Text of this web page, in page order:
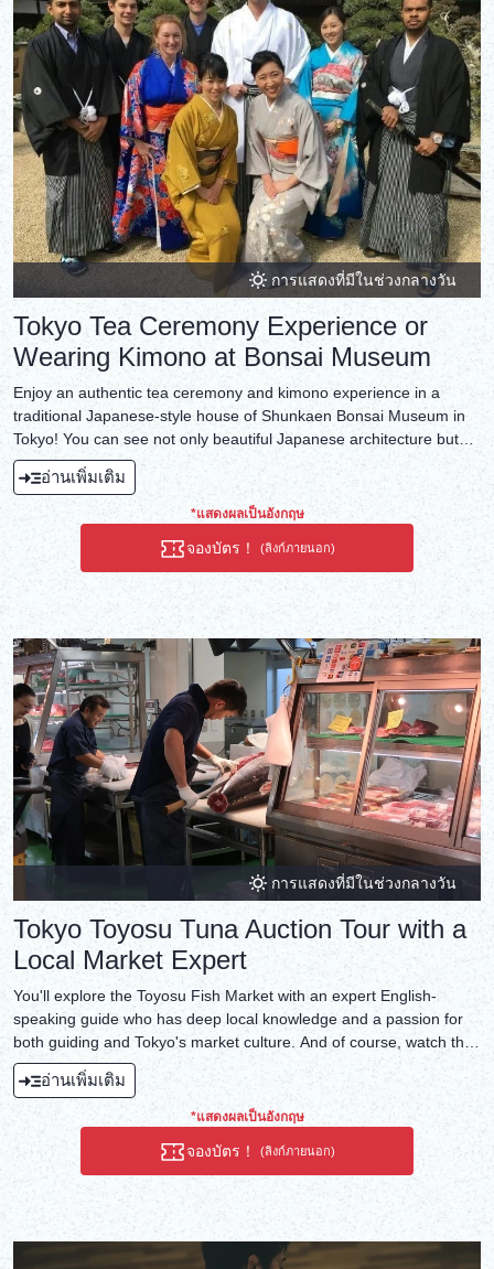
การแสดงที่มีในช่วงกลางวัน
Tokyo Tea Ceremony Experience or
Wearing Kimono at Bonsai Museum
Enjoy an authentic tea ceremony and kimono experience in a
traditional Japanese-style house of Shunkaen Bonsai Museum in
Tokyo! You can see not only beautiful Japanese architecture but
also selected bonsai art displayed in the garden. It will be an
unforgettable experience!
อ่านเพิ่มเติม
*แสดงผลเป็นอังกฤษ
จองบัตร！ (ลิงก์ภายนอก)
การแสดงที่มีในช่วงกลางวัน
Tokyo Toyosu Tuna Auction Tour with a
Local Market Expert
You'll explore the Toyosu Fish Market with an expert English-
speaking guide who has deep local knowledge and a passion for
both guiding and Tokyo's market culture. And of course, watch the
famous tuna auction in the early morning!
อ่านเพิ่มเติม
*แสดงผลเป็นอังกฤษ
จองบัตร！ (ลิงก์ภายนอก)